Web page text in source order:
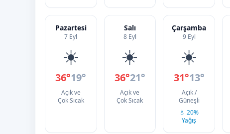
Pazartesi
7 Eyl
☀️
36°19°
Açık ve
Çok Sıcak
Salı
8 Eyl
☀️
36°21°
Açık ve
Çok Sıcak
Çarşamba
9 Eyl
☀️
31°13°
Açık /
Güneşli
💧 20%
Yağış